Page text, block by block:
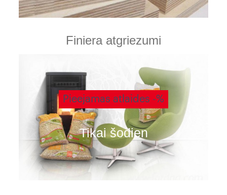
Finiera atgriezumi
Pieejamas atlaides -%
Tikai šodien